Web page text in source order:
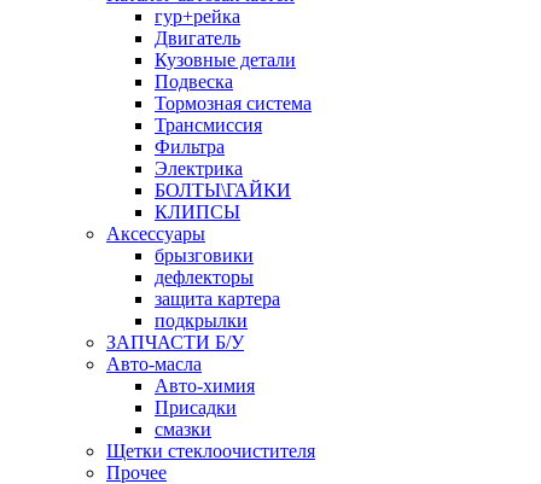
гур+рейка
Двигатель
Кузовные детали
Подвеска
Тормозная система
Трансмиссия
Фильтра
Электрика
БОЛТЫ\ГАЙКИ
КЛИПСЫ
Аксессуары
брызговики
дефлекторы
защита картера
подкрылки
ЗАПЧАСТИ Б/У
Авто-масла
Авто-химия
Присадки
смазки
Щетки стеклоочистителя
Прочее